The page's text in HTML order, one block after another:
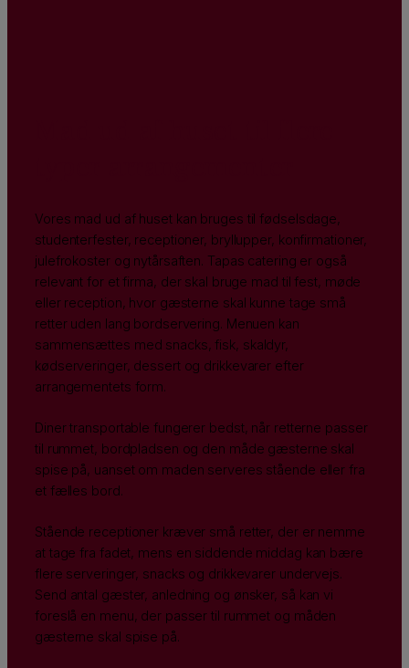
Vores mad ud af huset kan bruges til fødselsdage,
studenterfester, receptioner, bryllupper, konfirmationer,
julefrokoster og nytårsaften. Tapas catering er også
relevant for et firma, der skal bruge mad til fest, møde
eller reception, hvor gæsterne skal kunne tage små
retter uden lang bordservering. Menuen kan
sammensættes med snacks, fisk, skaldyr,
kødserveringer, dessert og drikkevarer efter
arrangementets form.
Diner transportable fungerer bedst, når retterne passer
til rummet, bordpladsen og den måde gæsterne skal
spise på, uanset om maden serveres stående eller fra
et fælles bord.
Stående receptioner kræver små retter, der er nemme
at tage fra fadet, mens en siddende middag kan bære
flere serveringer, snacks og drikkevarer undervejs.
Send antal gæster, anledning og ønsker, så kan vi
foreslå en menu, der passer til rummet og måden
gæsterne skal spise på.